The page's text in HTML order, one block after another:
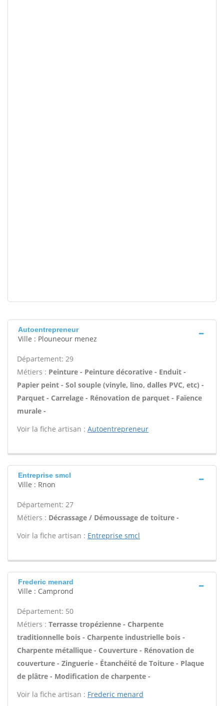
Autoentrepreneur
Ville : Plouneour menez
Département: 29
Métiers : Peinture - Peinture décorative - Enduit -
Papier peint - Sol souple (vinyle, lino, dalles PVC, etc) -
Parquet - Carrelage - Rénovation de parquet - Faïence
murale -
Voir la fiche artisan : Autoentrepreneur
Entreprise smcl
Ville : Rnon
Département: 27
Métiers : Décrassage / Démoussage de toiture -
Voir la fiche artisan : Entreprise smcl
Frederic menard
Ville : Camprond
Département: 50
Métiers : Terrasse tropézienne - Charpente
traditionnelle bois - Charpente industrielle bois -
Charpente métallique - Couverture - Rénovation de
couverture - Zinguerie - Étanchéité de Toiture - Plaque
de plâtre - Modification de charpente -
Voir la fiche artisan : Frederic menard